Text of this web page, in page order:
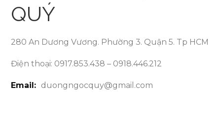
QUÝ
280 An Dương Vương. Phường 3. Quận 5. Tp HCM
Điện thoại: 0917.853.438 – 0918.446.212
Email: duongngocquy@gmail.com